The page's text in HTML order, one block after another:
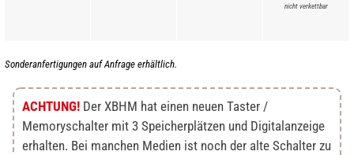
nicht verkettbar
Sonderanfertigungen auf Anfrage erhältlich.
ACHTUNG! Der XBHM hat einen neuen Taster /
Memoryschalter mit 3 Speicherplätzen und Digitalanzeige
erhalten. Bei manchen Medien ist noch der alte Schalter zu